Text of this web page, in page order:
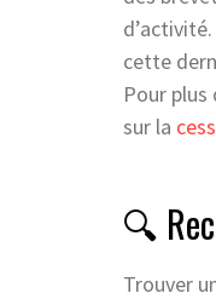
cette
Pour
sur la
🔍
Trouver